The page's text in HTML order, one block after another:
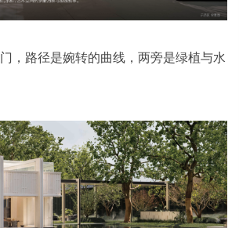
，路径是婉转的曲线，两旁是绿植与水